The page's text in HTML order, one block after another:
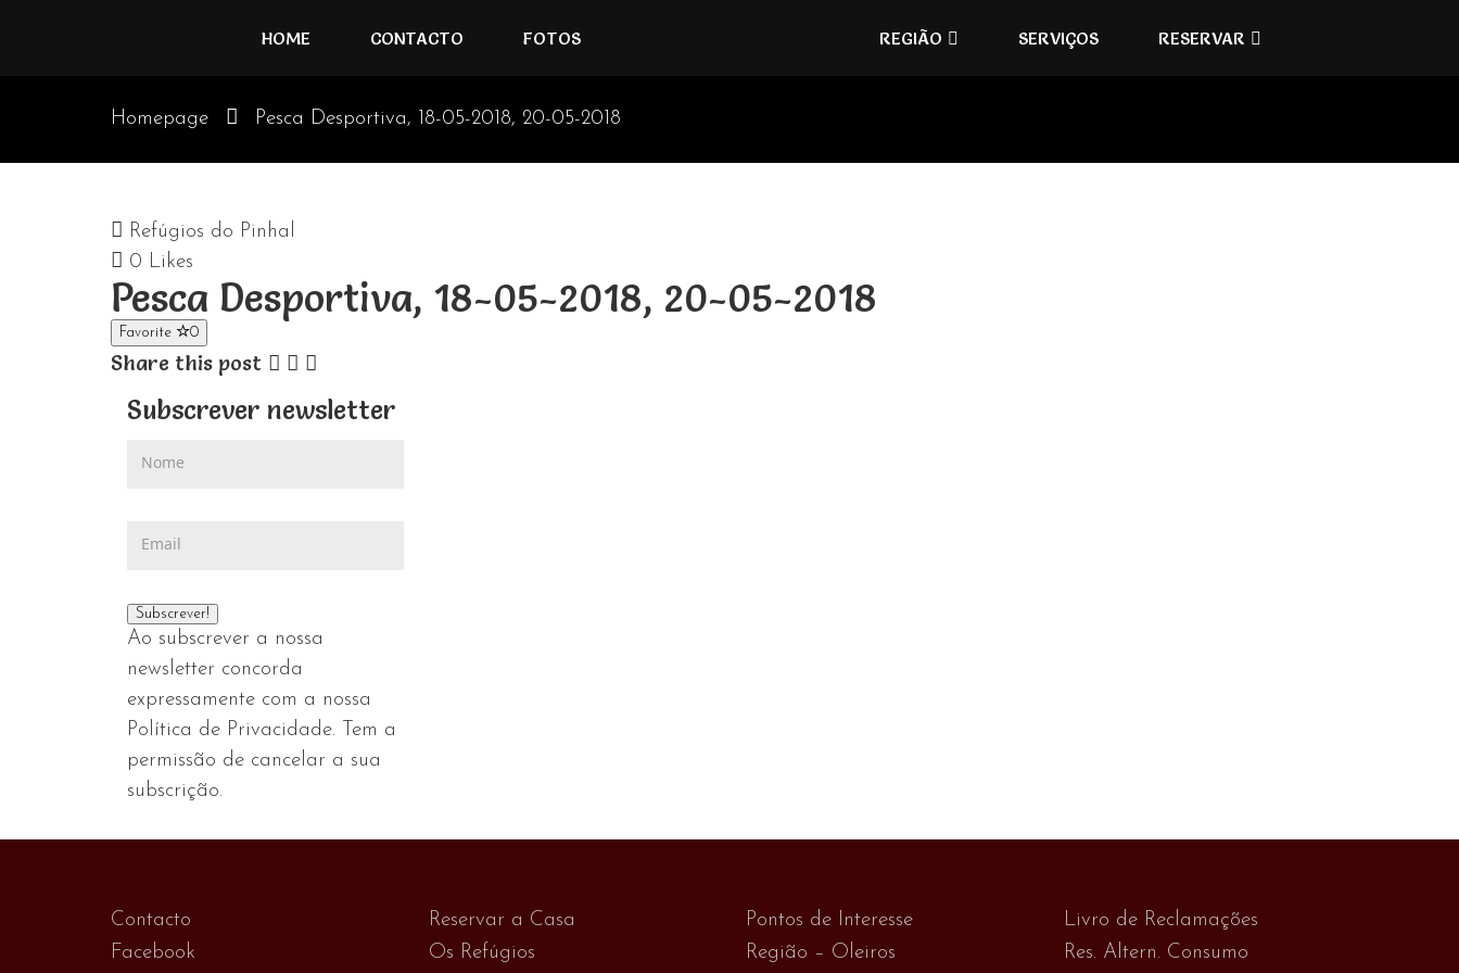
HOME CONTACTO FOTOS REGIÃO SERVIÇOS RESERVAR
Homepage Pesca Desportiva, 18-05-2018, 20-05-2018
Refúgios do Pinhal
0 Likes
Pesca Desportiva, 18-05-2018, 20-05-2018
Favorite 0
Share this post
Subscrever newsletter
Ao subscrever a nossa
newsletter concorda
expressamente com a nossa
Política de Privacidade. Tem a
permissão de cancelar a sua
subscrição.
Contacto
Facebook
Reservar a Casa
Os Refúgios
Pontos de Interesse
Região – Oleiros
Livro de Reclamações
Res. Altern. Consumo